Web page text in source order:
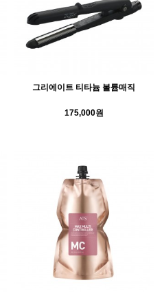
그리에이트 티타늄 볼륨매직
175,000원